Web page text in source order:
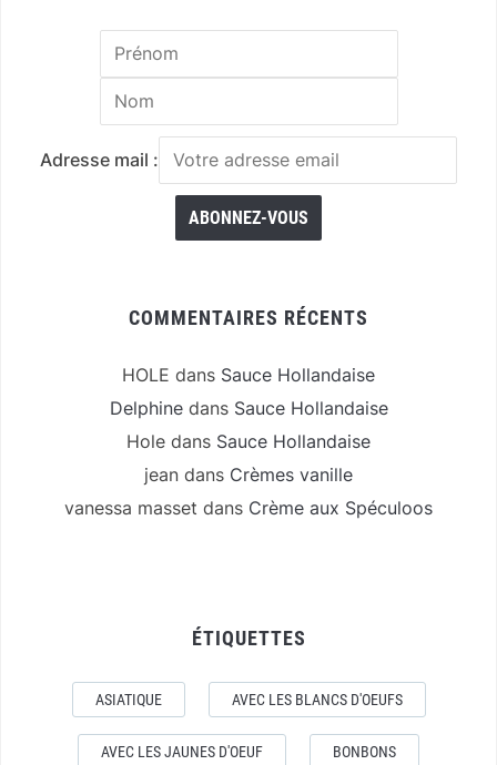
Adresse mail :
COMMENTAIRES RÉCENTS
HOLE dans Sauce Hollandaise
Delphinedans Sauce Hollandaise
Hole dans Sauce Hollandaise
jean dans Crèmes vanille
vanessa masset dans Crème aux Spéculoos
ÉTIQUETTES
ASIATIQUE AVEC LES BLANCS D'OEUFS
AVEC LES JAUNES D'OEUF BONBONS